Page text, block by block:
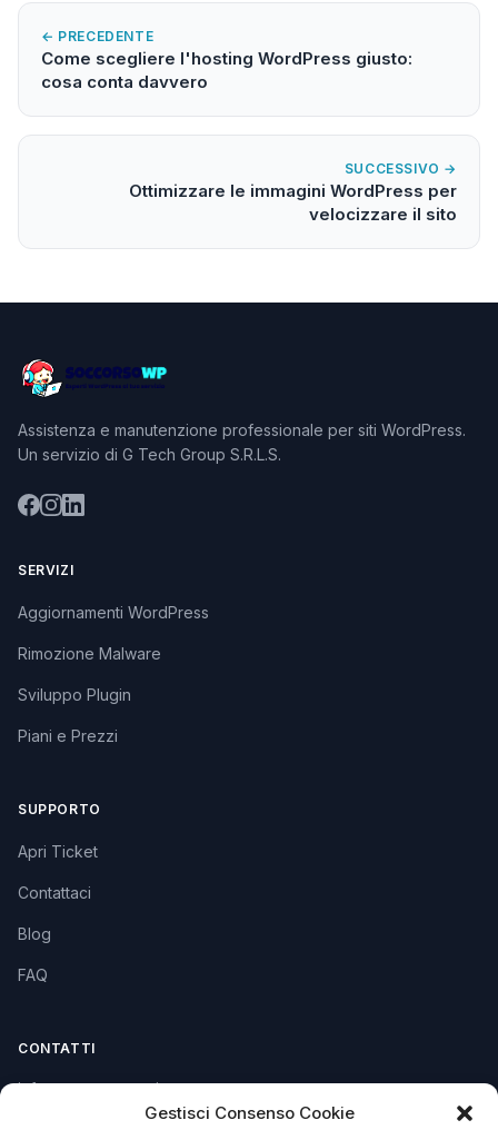
Gestisci Consenso Cookie
← PRECEDENTE
Come scegliere l'hosting WordPress giusto:
cosa conta davvero
SUCCESSIVO →
Ottimizzare le immagini WordPress per
velocizzare il sito
Assistenza e manutenzione professionale per siti WordPress.
Un servizio di G Tech Group S.R.L.S.
SERVIZI
Aggiornamenti WordPress
Rimozione Malware
Sviluppo Plugin
Piani e Prezzi
SUPPORTO
Apri Ticket
Contattaci
Blog
FAQ
CONTATTI
info@soccorsowp.it